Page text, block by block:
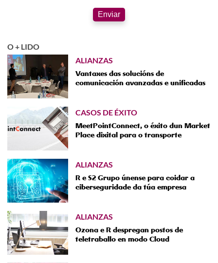
Enviar
O + LIDO
ALIANZAS
Vantaxes das solucións de
comunicación avanzadas e unificadas
CASOS DE ÉXITO
MeetPointConnect, o éxito dun Market
Place dixital para o transporte
ALIANZAS
R e S2 Grupo únense para coidar a
ciberseguridade da túa empresa
ALIANZAS
Ozona e R despregan postos de
teletraballo en modo Cloud